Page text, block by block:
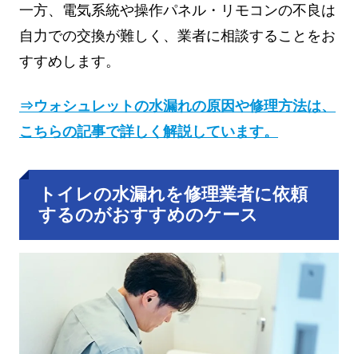
一方、電気系統や操作パネル・リモコンの不良は
自力での交換が難しく、業者に相談することをお
すすめします。
⇒ウォシュレットの水漏れの原因や修理方法は、
こちらの記事で詳しく解説しています。
トイレの水漏れを修理業者に依頼
するのがおすすめのケース